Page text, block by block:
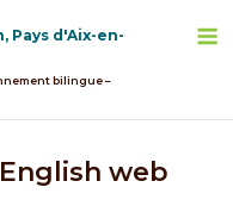
Pays d'Aix-en-
bilingue –
web